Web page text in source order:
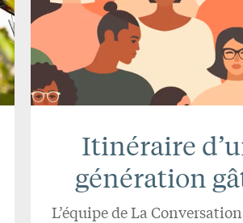
Itinéraire
génération
L’équipe de La